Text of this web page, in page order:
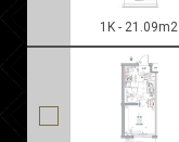
1K - 21.09m2